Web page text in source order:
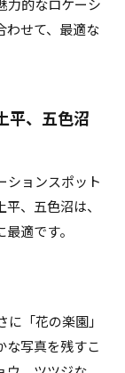
力的なロケーシ
わせて、最適な
平、五色沼
ションスポット
、五色沼は、
適です。
「花の楽園」
な写真を残すこ